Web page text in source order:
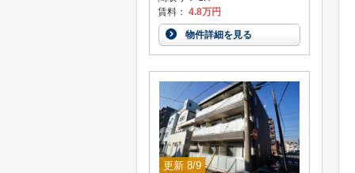
賃料： 4.8万円
物件詳細を見る
更新 8/9